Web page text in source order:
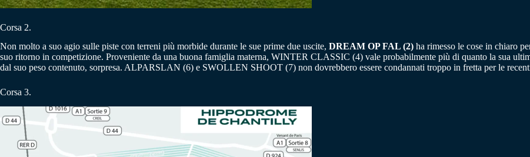
Corsa 2.
Non molto a suo agio sulle piste con terreni più morbide durante le sue prime due uscite, DREAM OP FAL (2) ha rimesso le cose in chiaro
suo ritorno in competizione. Proveniente da una buona famiglia materna, WINTER CLASSIC (4) vale probabilmente più di quanto la sua
dal suo peso contenuto, sorpresa. ALPARSLAN (6) e SWOLLEN SHOOT (7) non dovrebbero essere condannati troppo in fretta per le
Corsa 3.